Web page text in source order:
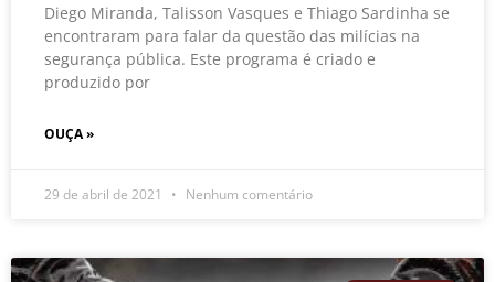
Diego Miranda, Talisson Vasques e Thiago Sardinha se
encontraram para falar da questão das milícias na
segurança pública. Este programa é criado e
produzido por
OUÇA »
29 de abril de 2021 Nenhum comentário